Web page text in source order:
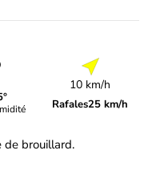
10 km/h
Rafales25 km/h
de brouillard.